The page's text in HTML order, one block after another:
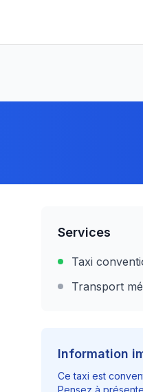
Services
Taxi
Transport
Information
Ce taxi est
Pensez à